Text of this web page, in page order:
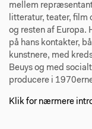
mellem
litteratur, teater, film
og resten af
på hans kontakter,
kunstnere, med
Beuys og med
producere i
Klik for nærmere